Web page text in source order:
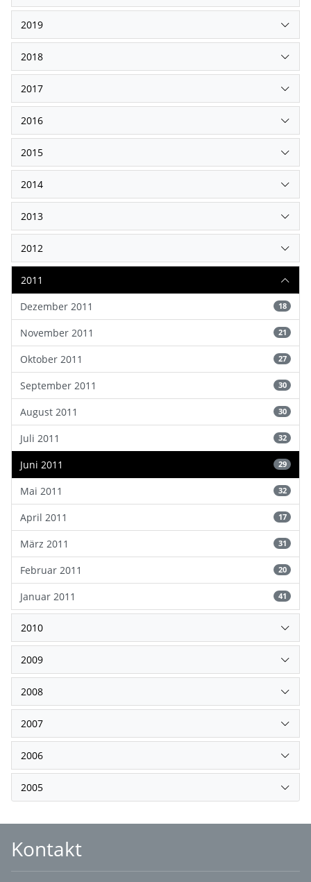
2019
2018
2017
2016
2015
2014
2013
2012
2011
Dezember 2011
18
November 2011 21
Oktober 2011 27
September 2011 30
August 2011 30
Juli 2011 32
Juni 2011 29
Mai 2011 32
April 2011 17
März 2011 31
Februar 2011 20
Januar 2011 41
2010
2009
2008
2007
2006
2005
Kontakt